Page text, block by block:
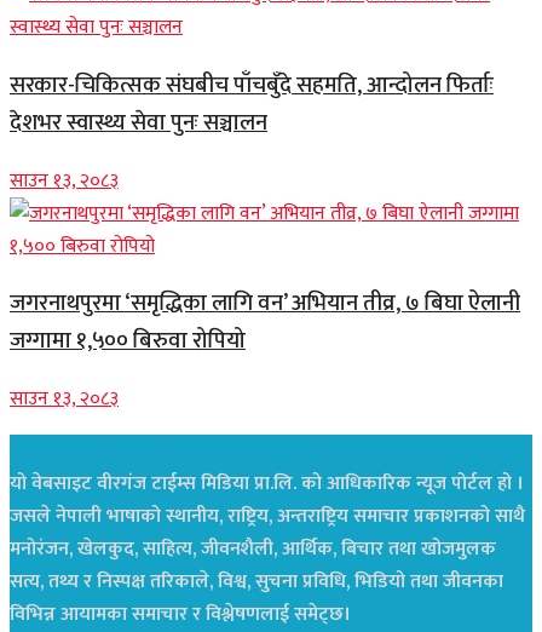
सरकार-चिकित्सक संघबीच पाँचबुँदे सहमति, आन्दोलन फिर्ताः
देशभर स्वास्थ्य सेवा पुनः सञ्चालन
साउन १३, २०८३
जगरनाथपुरमा ‘समृद्धिका लागि वन’ अभियान तीव्र, ७ बिघा ऐलानी
जग्गामा १,५०० बिरुवा रोपियो
साउन १३, २०८३
यो वेबसाइट वीरगंज टाईम्स मिडिया प्रा.लि. को आधिकारिक न्यूज पोर्टल हो ।
जसले नेपाली भाषाको स्थानीय, राष्ट्रिय, अन्तराष्ट्रिय समाचार प्रकाशनको साथै
मनोरंजन, खेलकुद, साहित्य, जीवनशैली, आर्थिक, बिचार तथा खोजमुलक
सत्य, तथ्य र निस्पक्ष तरिकाले, विश्व, सुचना प्रविधि, भिडियो तथा जीवनका
विभिन्न आयामका समाचार र विश्लेषणलाई समेट्छ।